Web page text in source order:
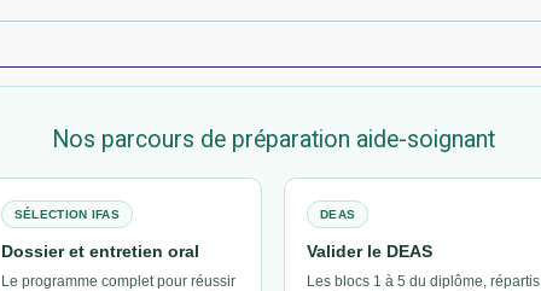
Nos parcours de préparation aide-soignant
SÉLECTION IFAS
Dossier et entretien oral
Le programme complet pour réussir
DEAS
Valider le DEAS
Les blocs 1 à 5 du diplôme, répartis